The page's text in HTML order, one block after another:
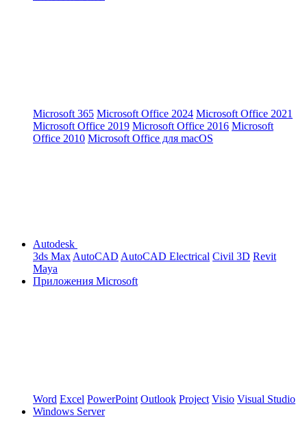
Microsoft 365 Microsoft Office 2024 Microsoft Office 2021
Microsoft Office 2019 Microsoft Office 2016 Microsoft
Office 2010 Microsoft Office для macOS
Autodesk
3ds Max AutoCAD AutoCAD Electrical Civil 3D Revit
Maya
Приложения Microsoft
Word Excel PowerPoint Outlook Project Visio Visual Studio
Windows Server